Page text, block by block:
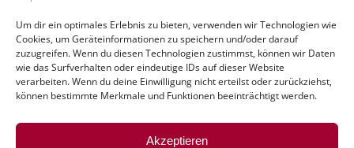
Um dir ein optimales Erlebnis zu bieten, verwenden wir Technologien wie
Cookies, um Geräteinformationen zu speichern und/oder darauf
zuzugreifen. Wenn du diesen Technologien zustimmst, können wir Daten
wie das Surfverhalten oder eindeutige IDs auf dieser Website
verarbeiten. Wenn du deine Einwilligung nicht erteilst oder zurückziehst,
können bestimmte Merkmale und Funktionen beeinträchtigt werden.
Akzeptieren
© Gesundheitszentrum Bauer | Website by